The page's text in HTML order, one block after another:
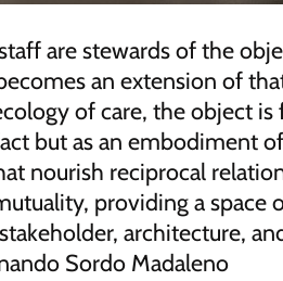
staff are stewards of the
an extension of
of care, the object is
but as an embodiment
nourish reciprocal
providing a space
architecture,
Sordo Madaleno